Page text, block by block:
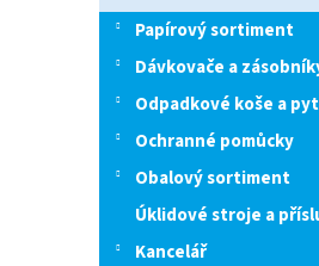
Papírový sortiment
Dávkovače a
Odpadkové koše a
Ochranné pomůcky
Obalový sortiment
Úklidové stroje a
Kancelář